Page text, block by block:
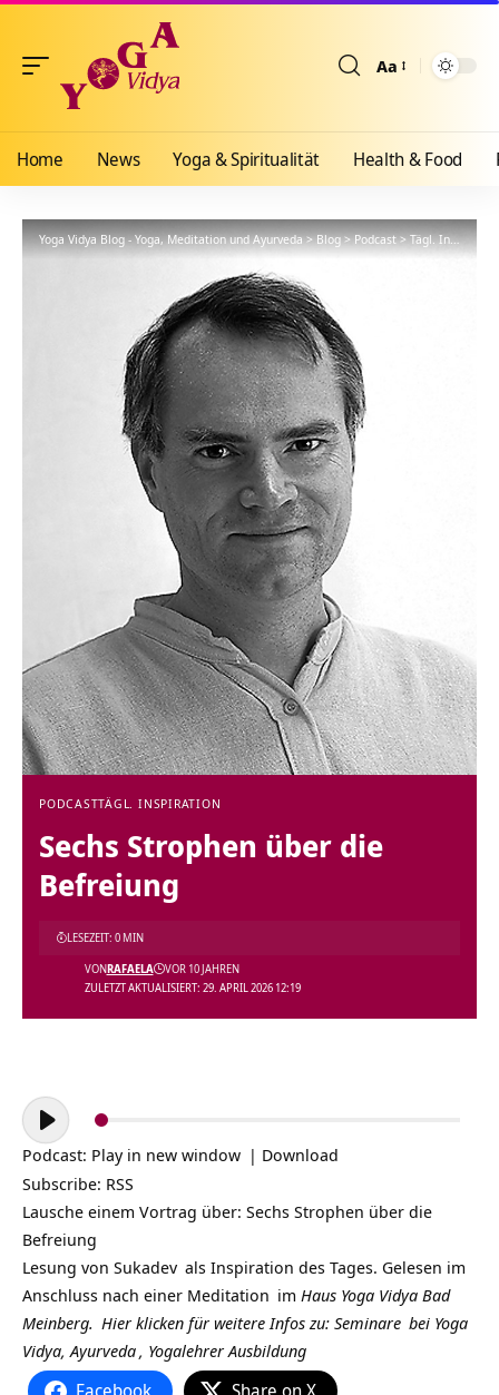
Aa
Home News Yoga & Spiritualität Health & Food
Yoga Vidya Blog - Yoga, Meditation und Ayurveda>Blog>Podcast>Tägl. Inspiration
PODCASTTÄGL. INSPIRATION
Sechs Strophen über die
Befreiung
ZULETZT AKTUALISIERT: 29. APRIL 2026 12:19
VONRAFAELA VOR 10 JAHREN
LESEZEIT: 0 MIN
Audio-
Player
Podcast: Play in new window | Download
Subscribe: RSS
Lausche einem Vortrag über: Sechs Strophen über die
Befreiung
Lesung von Sukadev als Inspiration des Tages. Gelesen im
Anschluss nach einer Meditation im Haus Yoga Vidya Bad
Meinberg. Hier klicken für weitere Infos zu: Seminare bei Yoga
Vidya,Ayurveda, Yogalehrer Ausbildung